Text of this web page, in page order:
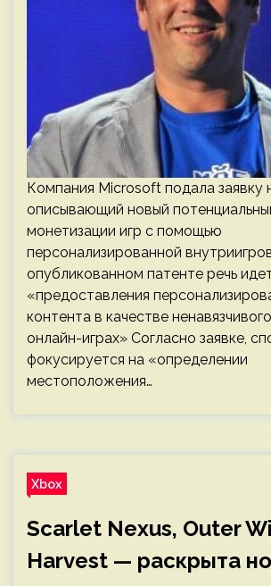
Компания Microsoft подала заявку
описывающий новый
монетизации игр с помощью
персонализированной
опубликованном патенте речь
«предоставления
контента в качестве
онлайн-играх» Согласно заявке,
фокусируется на «определении
местоположения…
Xbox
Scarlet Nexus, Outer
Harvest — раскрыта